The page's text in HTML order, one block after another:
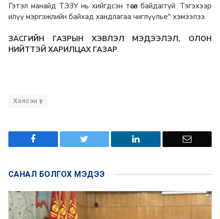
Гэтэл манайд ТЭЗҮ нь хийгдсэн төсөл байдаггүй. Тэгэхээр
илүү мэргэжлийн байхад хандлагаа чиглүүлье" хэмээлээ.
ЗАСГИЙН ГАЗРЫН ХЭВЛЭЛ МЭДЭЭЛЭЛ, ОЛОН
НИЙТТЭЙ ХАРИЛЦАХ ГАЗАР
Хэлсэн үг
САНАЛ БОЛГОХ МЭДЭЭ